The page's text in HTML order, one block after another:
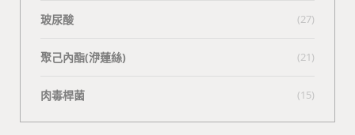
玻尿酸 (27)
聚己內酯(洢蓮絲) (21)
肉毒桿菌 (15)